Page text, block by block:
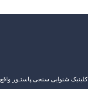
کلینیک شنوایی سنجی پاستـور